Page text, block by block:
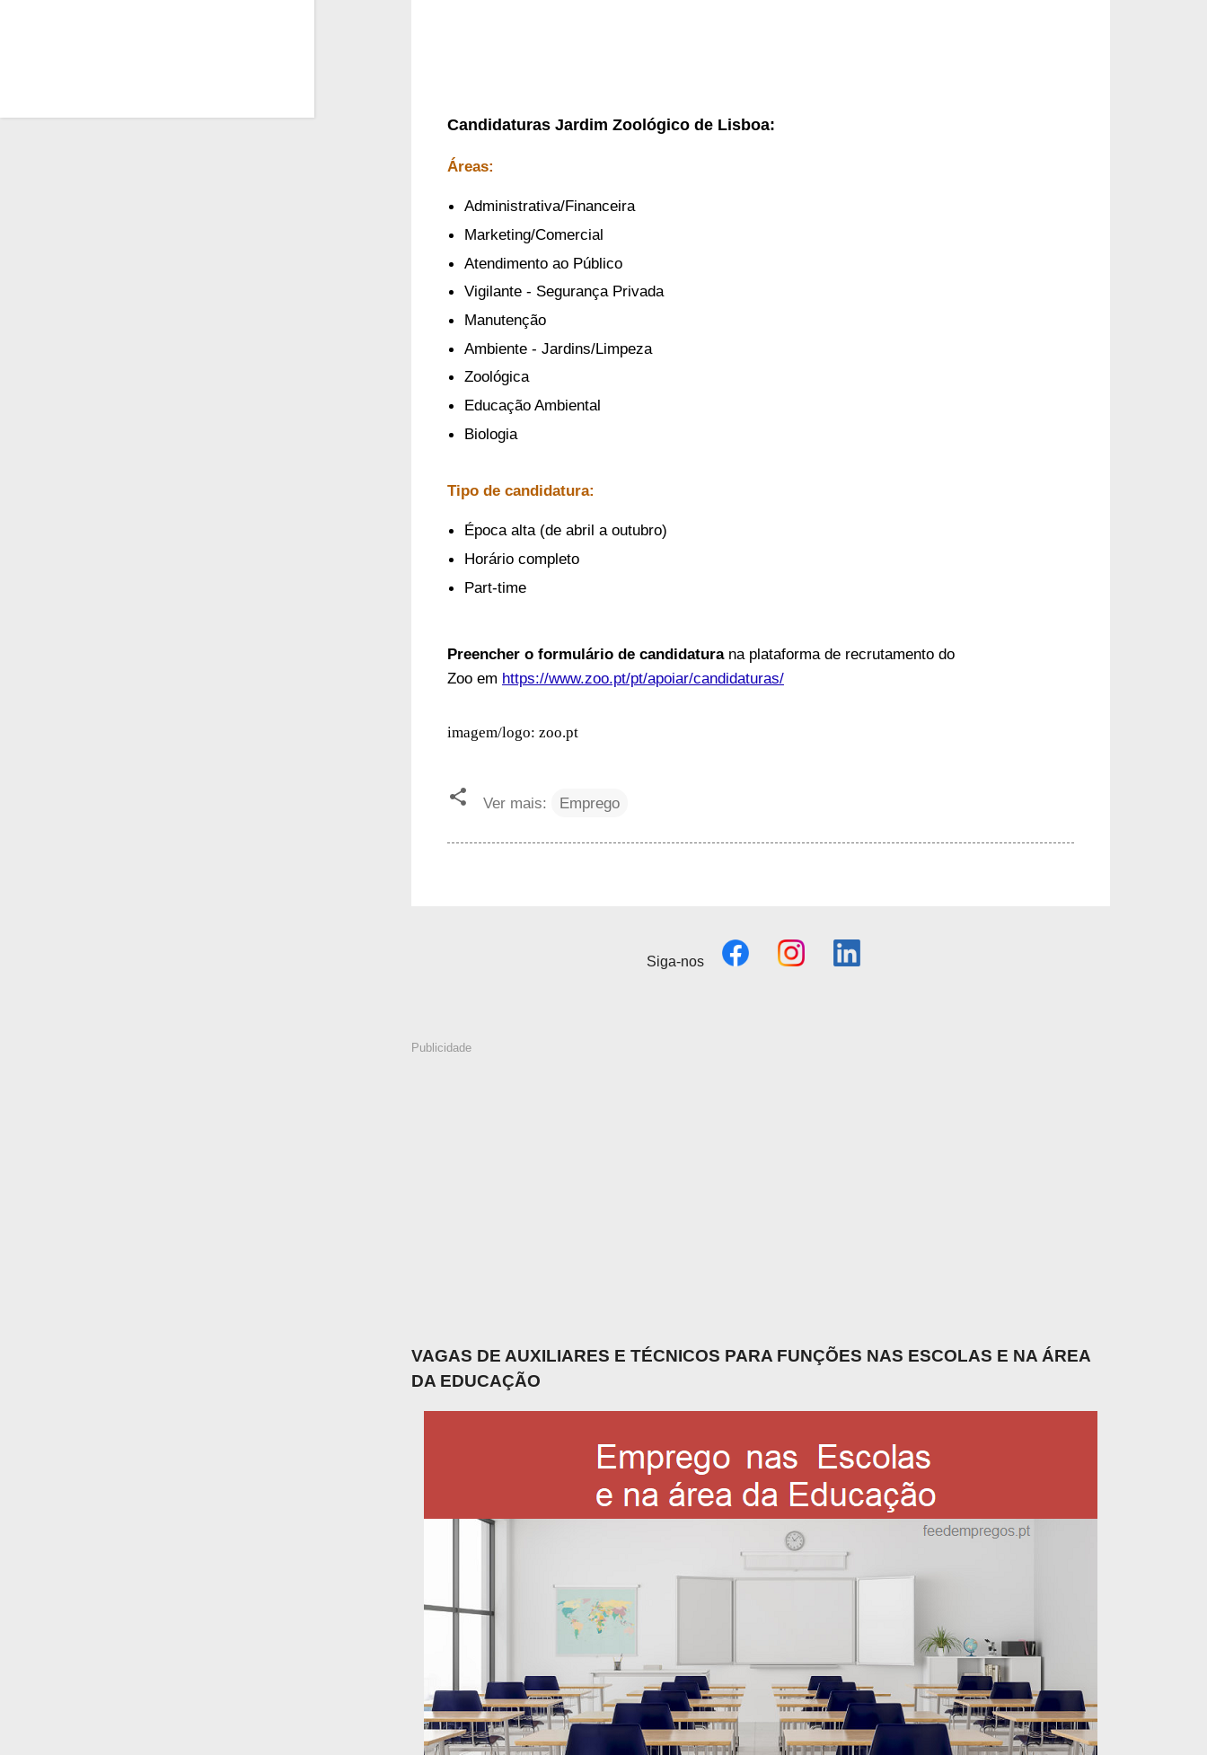
Candidaturas Jardim Zoológico de Lisboa:
Áreas:
Administrativa/Financeira
Marketing/Comercial
Atendimento ao Público
Vigilante - Segurança Privada
Manutenção
Ambiente - Jardins/Limpeza
Zoológica
Educação Ambiental
Biologia
Tipo de candidatura:
Época alta (de abril a outubro)
Horário completo
Part-time
Preencher o formulário de candidatura na plataforma de recrutamento do
Zoo em https://www.zoo.pt/pt/apoiar/candidaturas/
imagem/logo: zoo.pt
Ver mais: Emprego
Siga-nos
Publicidade
VAGAS DE AUXILIARES E TÉCNICOS PARA FUNÇÕES NAS ESCOLAS E NA ÁREA
DA EDUCAÇÃO